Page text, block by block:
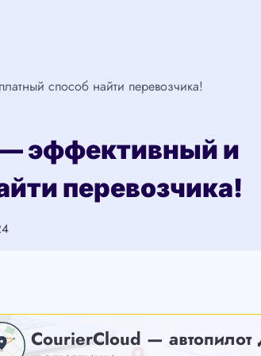
способ найти перевозчика!
— эффективный и
перевозчика!
CourierCloud — автопилот